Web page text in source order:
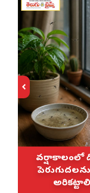
వర్షాకాలంలో